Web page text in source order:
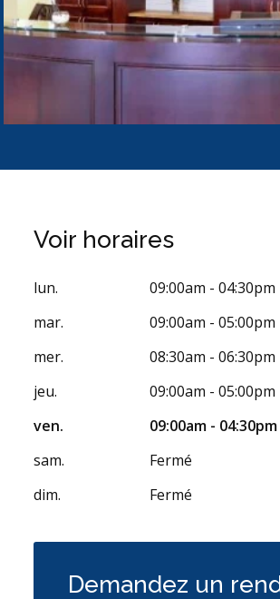
Voir horaires
lun.
09:00am - 04:30pm
mar.
09:00am - 05:00pm
mer.
08:30am - 06:30pm
jeu.
09:00am - 05:00pm
ven.
09:00am - 04:30pm
sam.
Fermé
dim.
Fermé
Demandez un